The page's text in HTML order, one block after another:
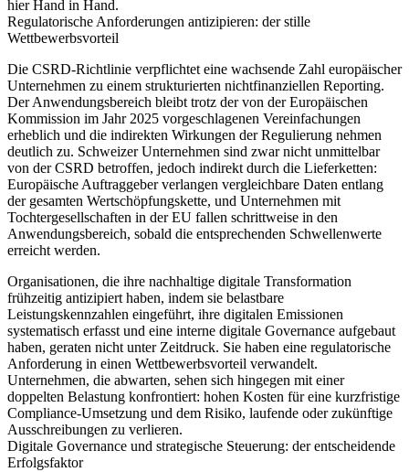
hier Hand in Hand.
Regulatorische Anforderungen antizipieren: der stille
Wettbewerbsvorteil
Die CSRD‑Richtlinie verpflichtet eine wachsende Zahl europäischer
Unternehmen zu einem strukturierten nichtfinanziellen Reporting.
Der Anwendungsbereich bleibt trotz der von der Europäischen
Kommission im Jahr 2025 vorgeschlagenen Vereinfachungen
erheblich und die indirekten Wirkungen der Regulierung nehmen
deutlich zu. Schweizer Unternehmen sind zwar nicht unmittelbar
von der CSRD betroffen, jedoch indirekt durch die Lieferketten:
Europäische Auftraggeber verlangen vergleichbare Daten entlang
der gesamten Wertschöpfungskette, und Unternehmen mit
Tochtergesellschaften in der EU fallen schrittweise in den
Anwendungsbereich, sobald die entsprechenden Schwellenwerte
erreicht werden.
Organisationen, die ihre nachhaltige digitale Transformation
frühzeitig antizipiert haben, indem sie belastbare
Leistungskennzahlen eingeführt, ihre digitalen Emissionen
systematisch erfasst und eine interne digitale Governance aufgebaut
haben, geraten nicht unter Zeitdruck. Sie haben eine regulatorische
Anforderung in einen Wettbewerbsvorteil verwandelt.
Unternehmen, die abwarten, sehen sich hingegen mit einer
doppelten Belastung konfrontiert: hohen Kosten für eine kurzfristige
Compliance‑Umsetzung und dem Risiko, laufende oder zukünftige
Ausschreibungen zu verlieren.
Digitale Governance und strategische Steuerung: der entscheidende
Erfolgsfaktor